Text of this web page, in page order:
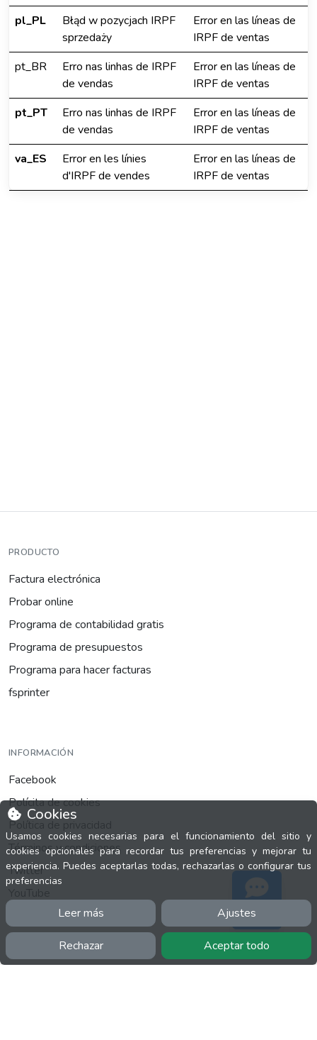
pl_PL
Błąd w pozycjach IRPF
sprzedaży
Error en las líneas de
IRPF de ventas
pt_BR
Erro nas linhas de IRPF
de vendas
Error en las líneas de
IRPF de ventas
pt_PT
Erro nas linhas de IRPF
de vendas
Error en las líneas de
IRPF de ventas
va_ES
Error en les línies
d'IRPF de vendes
Error en las líneas de
IRPF de ventas
Cookies
Usamos cookies necesarias para el funcionamiento del sitio y
cookies opcionales para recordar tus preferencias y mejorar tu
experiencia. Puedes aceptarlas todas, rechazarlas o configurar tus
preferencias
Leer más Ajustes
Rechazar Aceptar todo
PRODUCTO
Factura electrónica
Probar online
Programa de contabilidad gratis
Programa de presupuestos
Programa para hacer facturas
fsprinter
INFORMACIÓN
Facebook
Polícita de cookies
Política de privacidad
Términos y condiciones
Twitter
Soporte